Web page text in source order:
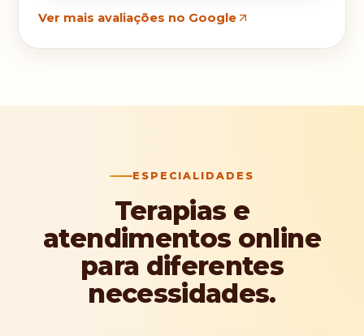
Ver mais avaliações no Google
ESPECIALIDADES
Terapias e
atendimentos online
para diferentes
necessidades.